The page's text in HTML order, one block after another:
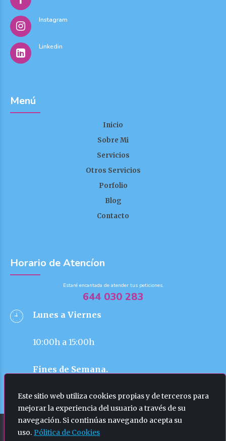
Este sitio web utiliza cookies propias y de terceros para
mejorar la experiencia del usuario a través de su
navegación. Si continúas navegando acepta su
uso. Pólitica de Cookies
Instagram
Linkedin
Menú
Inicio
Sobre Mi
Servicios
Otros Servicios
Porfolio
Blog
Contacto
Horario de Atencíon
Estaré encantada de atender tus peticiones.
644 030 283
Lunes a Viernes
10:00h a 15:00h
Fines de Semana.
No disponible.
Copyright by Deyja Solutions ©2023. Todos los
derechos reservados.